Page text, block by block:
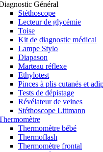
Général
Stéthoscope
Lecteur de glycémie
Toise
Kit de diagnostic médical
Lampe Stylo
Diapason
Marteau réflexe
Ethylotest
Pinces à plis cutanés et
Tests de dépistage
Révélateur de veines
Stéthoscope Littmann
Thermomètre bébé
Thermoflash
Thermomètre frontal